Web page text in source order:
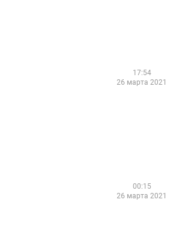
17:54
26 марта 2021
00:15
26 марта 2021